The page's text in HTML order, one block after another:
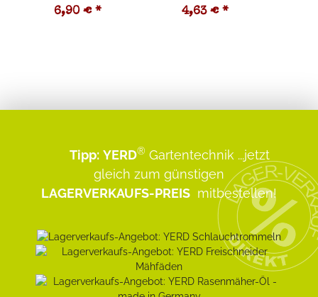
6,90 € * 4,63 € *
Tipp: YERD® Gartentechnik ...jetzt
gleich zum günstigen
LAGERVERKAUFS-PREIS mitbestellen!